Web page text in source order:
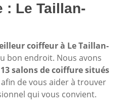
: Le Taillan-
coiffeur à Le Taillan-
bon endroit. Nous avons
13 salons de coiffure situés
afin de vous aider à trouver
qui vous convient.